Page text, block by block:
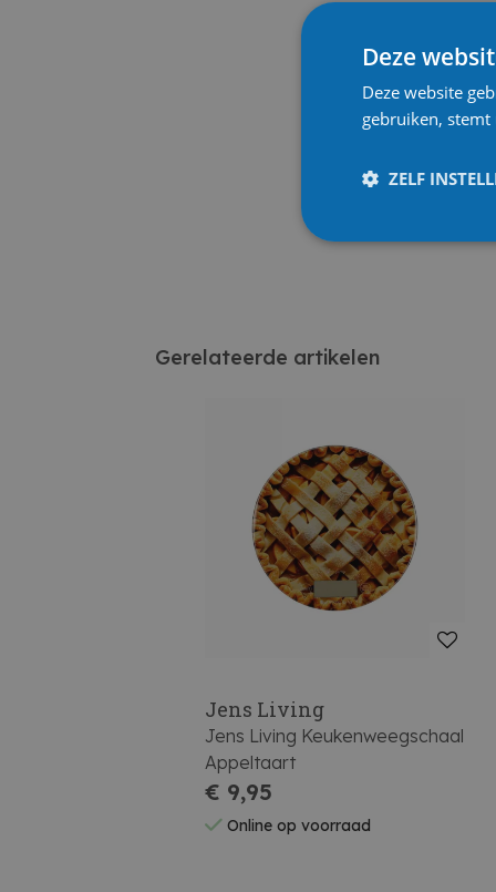
Gerelateerde artikelen
Jens Living
Jens Living Keukenweegschaal
Appeltaart
€ 9,95
Online op voorraad
Deze
Deze website
gebruiken,
ZELF